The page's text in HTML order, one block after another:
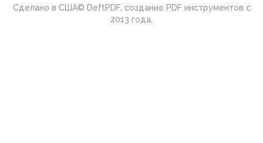
Сделано в США© DeftPDF, создание PDF инструментов с
2013 года.